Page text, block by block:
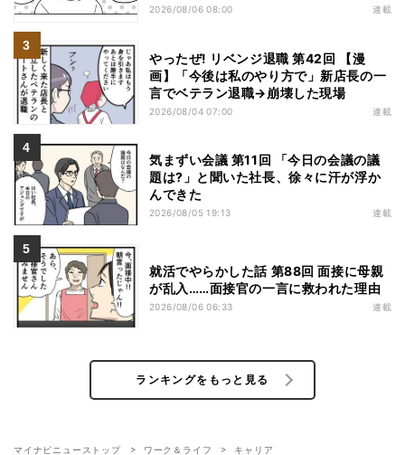
2026/08/06 08:00 連載
やったぜ! リベンジ退職 第42回 【漫
画】「今後は私のやり方で」新店長の一
言でベテラン退職→崩壊した現場
2026/08/04 07:00 連載
気まずい会議 第11回 「今日の会議の議
題は?」と聞いた社長、徐々に汗が浮か
んできた
2026/08/05 19:13 連載
就活でやらかした話 第88回 面接に母親
が乱入……面接官の一言に救われた理由
2026/08/06 06:33 連載
ランキングをもっと見る
マイナビニューストップ ワーク＆ライフ キャリア